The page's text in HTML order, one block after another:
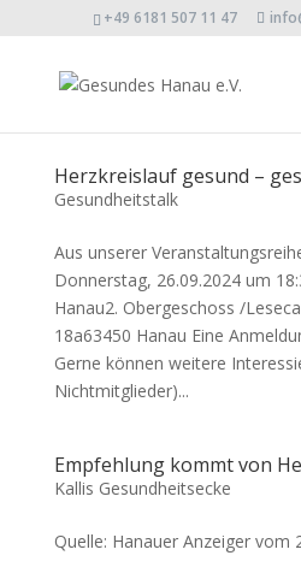
+49 6181 507 11 47
Herzkreislauf gesund –
Gesundheitstalk
Aus unserer
Donnerstag, 26.09.2024 um
Hanau2. Obergeschoss /
18a63450 Hanau Eine
Gerne können weitere
Nichtmitglieder)...
Empfehlung kommt von
Kallis Gesundheitsecke
Quelle: Hanauer Anzeiger vom